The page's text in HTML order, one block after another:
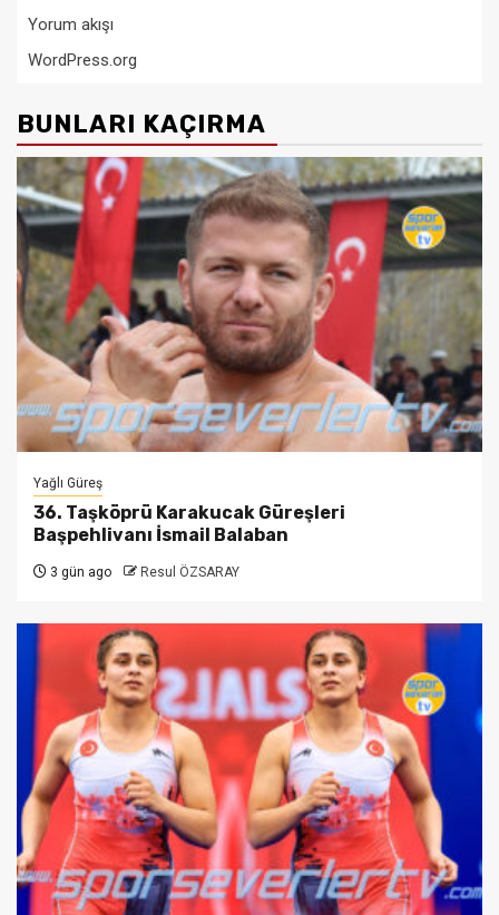
Yorum akışı
WordPress.org
BUNLARI KAÇIRMA
Yağlı Güreş
36. Taşköprü Karakucak Güreşleri
Başpehlivanı İsmail Balaban
3 gün ago Resul ÖZSARAY